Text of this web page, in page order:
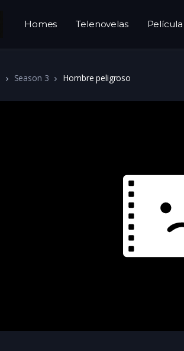
Homes Telenovelas Película
Season 3 Hombre peligroso